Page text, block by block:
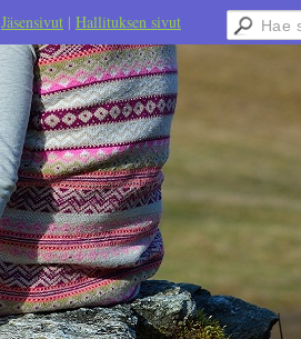
Jäsensivut | Hallituksen sivut